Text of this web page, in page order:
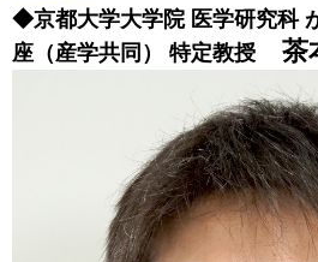
◆京都大学大学院 医学研究科
座（産学共同） 特定教授
茶